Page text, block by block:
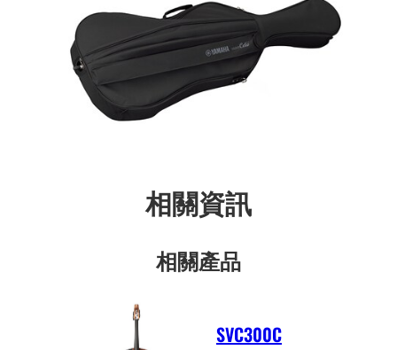
相關資訊
相關產品
SVC300C